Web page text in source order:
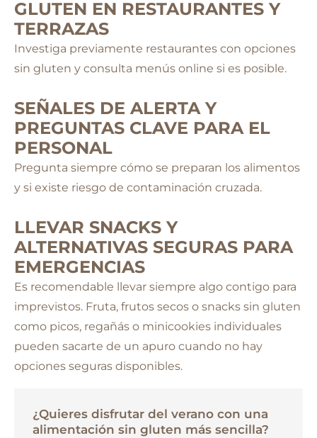
GLUTEN EN RESTAURANTES Y
TERRAZAS
Investiga previamente restaurantes con opciones
sin gluten y consulta menús online si es posible.
SEÑALES DE ALERTA Y
PREGUNTAS CLAVE PARA EL
PERSONAL
Pregunta siempre cómo se preparan los alimentos
y si existe riesgo de contaminación cruzada.
LLEVAR SNACKS Y
ALTERNATIVAS SEGURAS PARA
EMERGENCIAS
Es recomendable llevar siempre algo contigo para
imprevistos. Fruta, frutos secos o snacks sin gluten
como picos, regañás o minicookies individuales
pueden sacarte de un apuro cuando no hay
opciones seguras disponibles.
¿Quieres disfrutar del verano con una
alimentación sin gluten más sencilla?